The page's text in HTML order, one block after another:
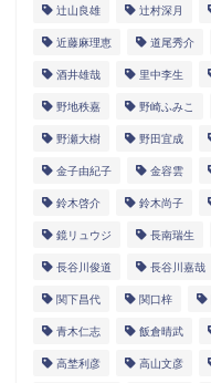
辻山良雄 辻村深月
近藤麻理恵 道尾秀介
酒井雄哉 里中李生
野地秩嘉 野崎ふみこ
野瀬大樹 野田宜成
金子由紀子 金容雲
鈴木啓介 鈴木尚子
鏡リュウジ 長南瑞生
長谷川俊道 長谷川嘉哉
関下昌代 関口梓
青木仁志 飯倉晴武
高埜利彦 高山文彦